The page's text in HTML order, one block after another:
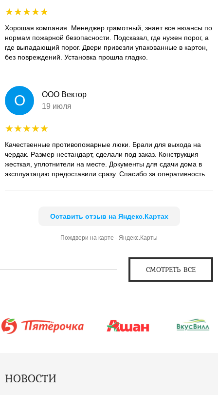
Хорошая компания. Менеджер грамотный, знает все нюансы по
нормам пожарной безопасности. Подсказал, где нужен порог, а
где выпадающий порог. Двери привезли упакованные в картон,
без повреждений. Установка прошла гладко.
О
ООО Вектор
19 июля
Качественные противопожарные люки. Брали для выхода на
чердак. Размер нестандарт, сделали под заказ. Конструкция
жесткая, уплотнители на месте. Документы для сдачи дома в
эксплуатацию предоставили сразу. Спасибо за оперативность.
Оставить отзыв на Яндекс.Картах
Пождвери на карте - Яндекс.Карты
СМОТРЕТЬ ВСЕ
НОВОСТИ